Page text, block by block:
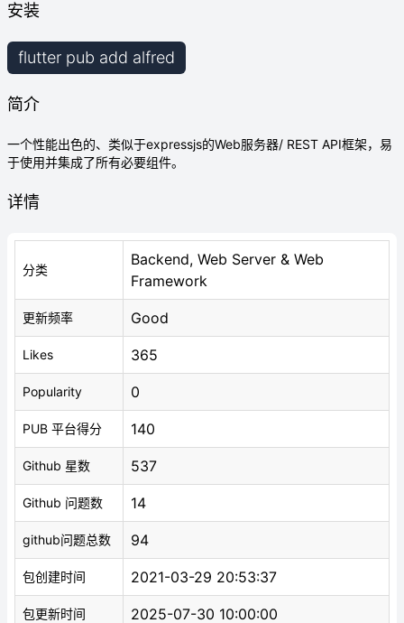
安装
flutter pub add alfred
简介
一个性能出色的、类似于expressjs的Web服务器/ REST API框架，易
于使用并集成了所有必要组件。
详情
分类
Backend, Web Server & Web
Framework
更新频率 Good
Likes 365
Popularity 0
PUB 平台得分 140
Github 星数 537
Github 问题数 14
github问题总数 94
包创建时间 2021-03-29 20:53:37
包更新时间 2025-07-30 10:00:00